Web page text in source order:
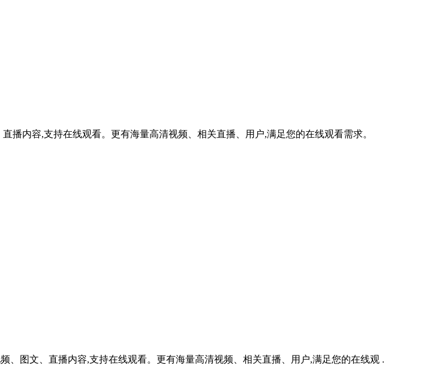
播内容,支持在线观看。更有海量高清视频、相关直播、用户,满足您的在线观看需求。
图文、直播内容,支持在线观看。更有海量高清视频、相关直播、用户,满足您的在线观 .